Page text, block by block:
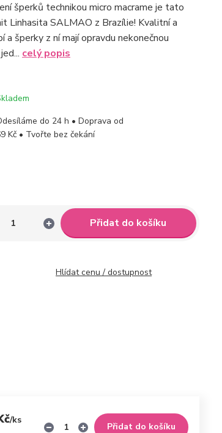
šperků technikou micro macrame je tato
Linhasita SALMAO z Brazílie! Kvalitní a
šperky z ní mají opravdu nekonečnou
celý popis
do 24 h • Doprava od
Kč • Tvořte bez čekání
Přidat do košíku
Hlídat cenu / dostupnost
/ks
Přidat do košíku